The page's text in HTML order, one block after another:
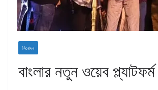
বিনোদন
বাংলার নতুন ওয়েব